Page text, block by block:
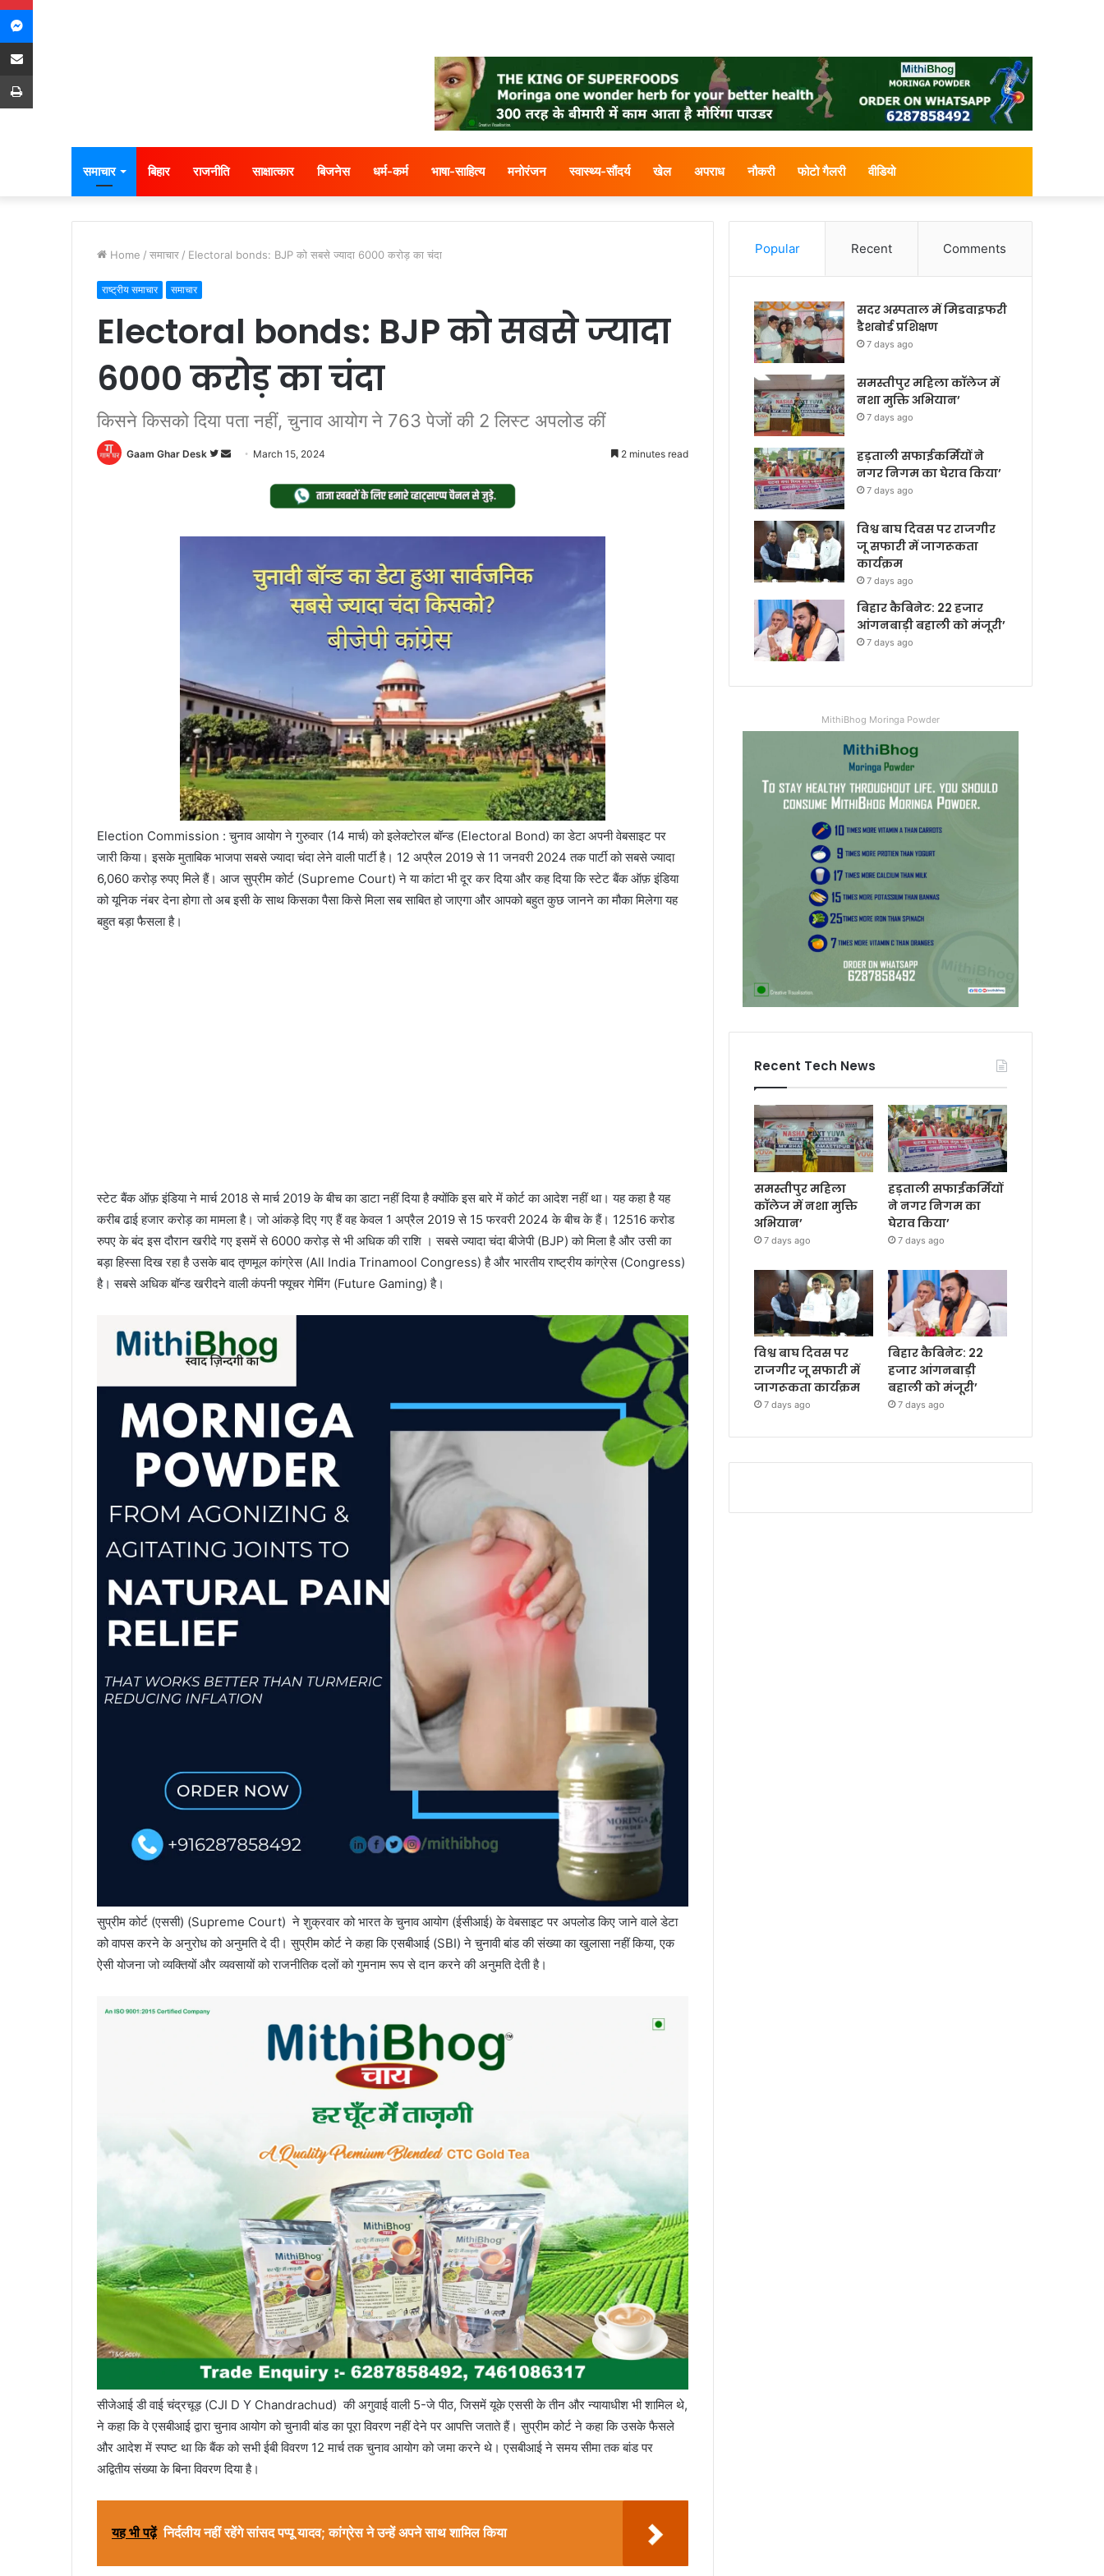
समाचार बिहार राजनीति साक्षात्कार बिजनेस धर्म-कर्म भाषा-साहित्य मनोरंजन स्वास्थ्य-सौंदर्य खेल अपराध नौकरी फोटो गैलरी वीडियो
Home / समाचार / Electoral bonds: BJP को सबसे ज्यादा 6000 करोड़ का चंदा
राष्ट्रीय समाचार समाचार
Electoral bonds: BJP को सबसे ज्यादा
6000 करोड़ का चंदा
किसने किसको दिया पता नहीं, चुनाव आयोग ने 763 पेजों की 2 लिस्ट अपलोड कीं
Gaam Ghar Desk
Follow
Send March 15, 2024 2 minutes read
Election Commission : चुनाव आयोग ने गुरुवार (14 मार्च) को इलेक्टोरल बॉन्ड (Electoral Bond) का डेटा अपनी वेबसाइट पर
जारी किया। इसके मुताबिक भाजपा सबसे ज्यादा चंदा लेने वाली पार्टी है। 12 अप्रैल 2019 से 11 जनवरी 2024 तक पार्टी को सबसे ज्यादा
6,060 करोड़ रुपए मिले हैं। आज सुप्रीम कोर्ट (Supreme Court) ने या कांटा भी दूर कर दिया और कह दिया कि स्टेट बैंक ऑफ़ इंडिया
को यूनिक नंबर देना होगा तो अब इसी के साथ किसका पैसा किसे मिला सब साबित हो जाएगा और आपको बहुत कुछ जानने का मौका मिलेगा यह
बहुत बड़ा फैसला है।
स्टेट बैंक ऑफ़ इंडिया ने मार्च 2018 से मार्च 2019 के बीच का डाटा नहीं दिया है क्योंकि इस बारे में कोर्ट का आदेश नहीं था। यह कहा है यह
करीब ढाई हजार करोड़ का मामला है। जो आंकड़े दिए गए हैं वह केवल 1 अप्रैल 2019 से 15 फरवरी 2024 के बीच के हैं। 12516 करोड
रुपए के बंद इस दौरान खरीदे गए इसमें से 6000 करोड़ से भी अधिक की राशि । सबसे ज्यादा चंदा बीजेपी (BJP) को मिला है और उसी का
बड़ा हिस्सा दिख रहा है उसके बाद तृणमूल कांग्रेस (All India Trinamool Congress) है और भारतीय राष्ट्रीय कांग्रेस (Congress)
है। सबसे अधिक बॉन्ड खरीदने वाली कंपनी फ्यूचर गेमिंग (Future Gaming) है।
सुप्रीम कोर्ट (एससी) (Supreme Court) ने शुक्रवार को भारत के चुनाव आयोग (ईसीआई) के वेबसाइट पर अपलोड किए जाने वाले डेटा
को वापस करने के अनुरोध को अनुमति दे दी। सुप्रीम कोर्ट ने कहा कि एसबीआई (SBI) ने चुनावी बांड की संख्या का खुलासा नहीं किया, एक
ऐसी योजना जो व्यक्तियों और व्यवसायों को राजनीतिक दलों को गुमनाम रूप से दान करने की अनुमति देती है।
सीजेआई डी वाई चंद्रचूड़ (CJI D Y Chandrachud) की अगुवाई वाली 5-जे पीठ, जिसमें यूके एससी के तीन और न्यायाधीश भी शामिल थे,
ने कहा कि वे एसबीआई द्वारा चुनाव आयोग को चुनावी बांड का पूरा विवरण नहीं देने पर आपत्ति जताते हैं। सुप्रीम कोर्ट ने कहा कि उसके फैसले
और आदेश में स्पष्ट था कि बैंक को सभी ईबी विवरण 12 मार्च तक चुनाव आयोग को जमा करने थे। एसबीआई ने समय सीमा तक बांड पर
अद्वितीय संख्या के बिना विवरण दिया है।
यह भी पढ़ें निर्दलीय नहीं रहेंगे सांसद पप्पू यादव; कांग्रेस ने उन्हें अपने साथ शामिल किया
Popular Recent Comments
सदर अस्पताल में मिडवाइफरी
डैशबोर्ड प्रशिक्षण
7 days ago
समस्तीपुर महिला कॉलेज में
नशा मुक्ति अभियान’
7 days ago
हड़ताली सफाईकर्मियों ने
नगर निगम का घेराव किया’
7 days ago
विश्व बाघ दिवस पर राजगीर
जू सफारी में जागरूकता
कार्यक्रम
7 days ago
बिहार कैबिनेट: 22 हजार
आंगनबाड़ी बहाली को मंजूरी’
7 days ago
MithiBhog Moringa Powder
Recent Tech News
समस्तीपुर महिला
कॉलेज में नशा मुक्ति
अभियान’
7 days ago
हड़ताली सफाईकर्मियों
ने नगर निगम का
घेराव किया’
7 days ago
विश्व बाघ दिवस पर
राजगीर जू सफारी में
जागरूकता कार्यक्रम
7 days ago
बिहार कैबिनेट: 22
हजार आंगनबाड़ी
बहाली को मंजूरी’
7 days ago
Messenger
Share via Email